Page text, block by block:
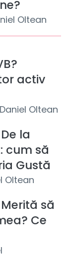
Oltean
activ
Oltean
la
cum să
Gustă
Oltean
să
Ce